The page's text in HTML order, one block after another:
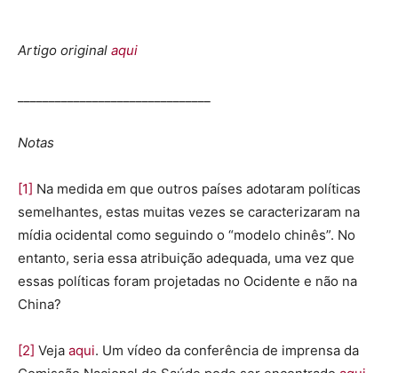
Artigo original aqui
Notas
[1] Na medida em que outros países adotaram políticas
semelhantes, estas muitas vezes se caracterizaram na
mídia ocidental como seguindo o “modelo chinês”. No
entanto, seria essa atribuição adequada, uma vez que
essas políticas foram projetadas no Ocidente e não na
China?
[2] Veja aqui. Um vídeo da conferência de imprensa da